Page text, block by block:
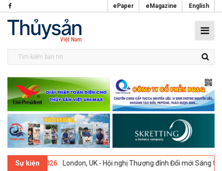
ePaper eMagazine English
Sự kiện
2026 London, UK - Hội nghị Thượng đỉnh Đổi mới Sáng tạo trong